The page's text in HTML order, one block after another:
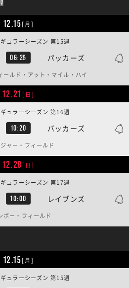
12.15[月]
06:25 パッカーズ
ラーシーズン 第15週
ールド・アット・マイル・ハイ
12.21 [日]
10:20 パッカーズ
ラーシーズン 第16週
ャー・フィールド
12.28[日]
10:00 レイブンズ
ラーシーズン 第17週
ボー・フィールド
12.15[月]
ラーシーズン 第15週